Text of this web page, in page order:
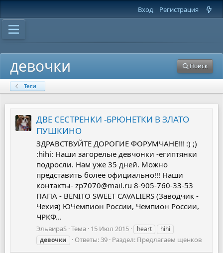
Вход Регистрация
девочки Поиск
Теги
ДВЕ СЕСТРЕНКИ -БРЮНЕТКИ В ЗЛАТО
ПУШКИНО
ЗДРАВСТВУЙТЕ ДОРОГИЕ ФОРУМЧАНЕ!!! :) ;)
:hihi: Наши загорелые девчонки -египтянки
подросли. Нам уже 35 дней. Можно
представить более официально!!! Наши
контакты- zp7070@mail.ru 8-905-760-33-53
ПАПА - BENITO SWEET CAVALIERS (Заводчик -
Чехия) ЮЧемпион России, Чемпион России,
ЧРКФ...
ЭльвираS Тема 15 Июл 2015 heart
hihi
девочки
Ответы: 39 Раздел: Предлагаем щенков